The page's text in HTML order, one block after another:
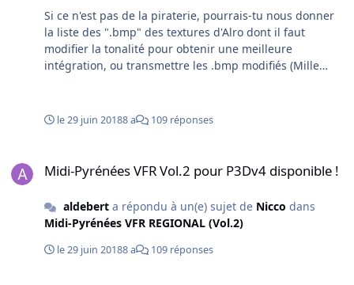
Si ce n'est pas de la piraterie, pourrais-tu nous donner
la liste des ".bmp" des textures d'Alro dont il faut
modifier la tonalité pour obtenir une meilleure
intégration, ou transmettre les .bmp modifiés (Mille
espèces de névés blancs de la face nord, à la limite de
Cela améliorerait l'intégration du pic face nord, et avec
les textures "Filipo" pour la face sud, ce serait vraiment
super !
le 29 juin 20188 a 109 réponses
Midi-Pyrénées VFR Vol.2 pour P3Dv4 disponible !
aldeberta répondu à un(e) sujet de Nicco dans
Midi-Pyrénées VFR REGIONAL (Vol.2)
le 29 juin 20188 a 109 réponses